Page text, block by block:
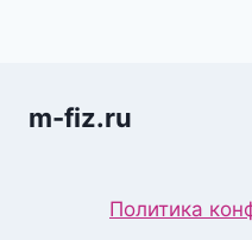
m-fiz.ru
Политика